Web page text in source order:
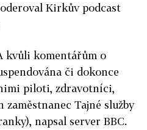
Kirkův podcast
kvůli komentářům o
či dokonce
piloti, zdravotníci,
Tajné služby
napsal server BBC.